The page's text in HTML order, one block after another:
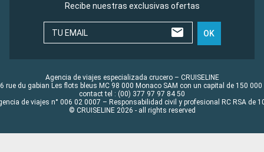
Recibe nuestras exclusivas ofertas
TU EMAIL OK
Agencia de viajes especializada crucero – CRUISELINE
rue du gabian Les flots bleus MC 98 000 Monaco SAM con un capital de 150 000
contact tel : (00) 377 97 97 84 50
de viajes n° 006 02 0007 – Responsabilidad civil y profesional RC RSA de
© CRUISELINE 2026 - all rights reserved